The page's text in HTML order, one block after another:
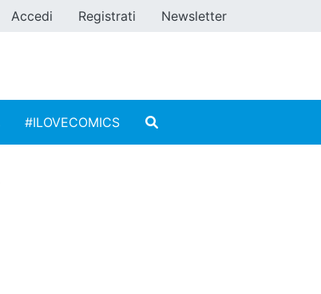
Accedi Registrati Newsletter
#ILOVECOMICS